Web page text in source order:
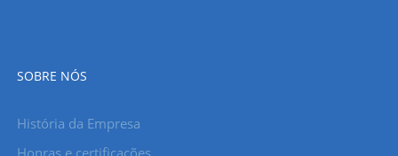
SOBRE NÓS
História da Empresa